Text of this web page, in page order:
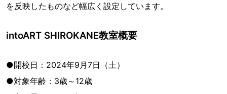
を反映したものなど幅広く設定しています。
intoART SHIROKANE教室概要
●開校日：2024年9月7日（土）
●対象年齢：3歳～12歳